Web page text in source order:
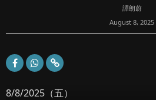
譚朗蔚
August 8, 2025
8/8/2025（五）